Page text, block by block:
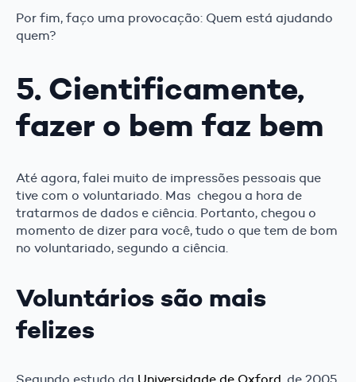
Por fim, faço uma provocação: Quem está ajudando
quem?
5. Cientificamente,
fazer o bem faz bem
Até agora, falei muito de impressões pessoais que
tive com o voluntariado. Mas chegou a hora de
tratarmos de dados e ciência. Portanto, chegou o
momento de dizer para você, tudo o que tem de bom
no voluntariado, segundo a ciência.
Voluntários são mais
felizes
Segundo estudo da Universidade de Oxford , de 2005,